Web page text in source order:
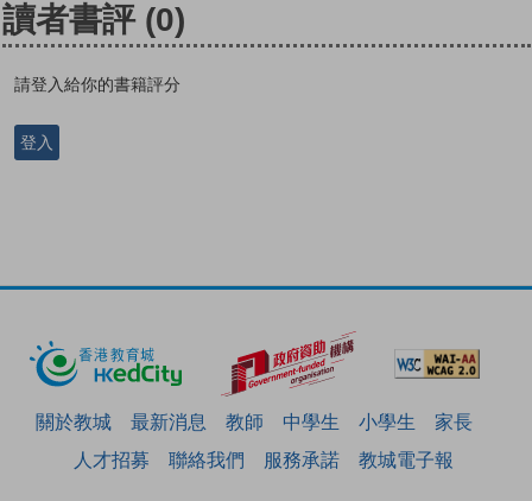
讀者書評 (0)
請登入給你的書籍評分
登入
關於教城 最新消息 教師 中學生 小學生
家長
人才招募
聯絡我們 服務承諾 教城電子報